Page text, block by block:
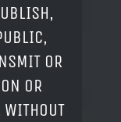
OR
OR
WITHOUT